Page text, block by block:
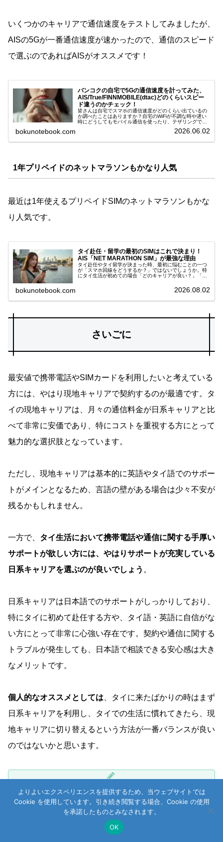
いくつかのキャリアで通信速度をテストしてみましたが、
AISの5Gが一番通信速度が速かったので、通信のスピード
で選ぶのであればAISがオススメです！
バンコクの自宅で5Gの通信速度を計ってみた、
AIS/True/FINNMOBILE(dtac)どのくらいスピー
ド違うのかチェック！
皆さんは自宅でスマホの通信速度がどのくらい出ているの
か調べたことはありますか？自宅のWiFiが不調な時や遅い
時にどうしてもモバイル通信を使ったり、テザリングでPC
bokunotebook.com 2026.06.02
1年プリペイドのネットマラソンもかなり人気
最近は1年使えるプリペイドSIMのネットマラソンもかな
り人気です。
タイ赴任・留学の最初のSIMはこれで決まり！
AIS「NET MARATHON SIM」が最強な理由
タイ赴任やタイ留学が決まった時、最初に悩むことの一つ
が「スマホ回線をどうするか？」ではないでしょうか。特
にタイ生活が初めての場合「どのキャリアが良い？」「月
bokunotebook.com 2026.08.02
さいごに
最安値で携帯電話やSIMカードを利用したいと考えている
方には、やはり現地キャリアで契約するのが最適です。タ
イの現地キャリアは、月々の通信料金が日系キャリアと比
べて非常に安価であり、特にコストを重視する方にとって
魅力的な選択肢となっています。
ただし、現地キャリアは基本的に英語やタイ語でのサポー
トがメインとなるため、言語の壁がある場合は少々不安が
残るかもしれません。
一方で、 タイ生活において携帯電話や通信に関する手厚い
サポートが欲しい方には、やはりサポートが充実している
日系キャリアを選ぶのが良いでしょう 。
日系キャリアは日本語でのサポートがしっかりしており、
特にタイに初めて赴任する方や、タイ語・英語に自信がな
い方にとって非常に心強い存在です。契約や通信に関する
トラブルが発生しても、日本語で相談できる安心感は大き
なメリットです。
個人的なオススメとしては 、タイに来たばかりの時はまず
日系キャリアを利用し、タイでの生活に慣れてきたら、現
地キャリアに切り替えるという方法が一番バランスが良い
のではないかと思います。
初めての海外生活で不安が多い中、携帯電話の契約や
サポート面で悩むことがないのは、スムーズに新生活
をスタートさせるための大きなポイントです。タイ生
よりよいエクスペリエンスを提供するため、当ウェブサイトでは
Cookie を使用しています。引き続き閲覧する場合、Cookie の使用
を承諾したものとみなされます。
OK